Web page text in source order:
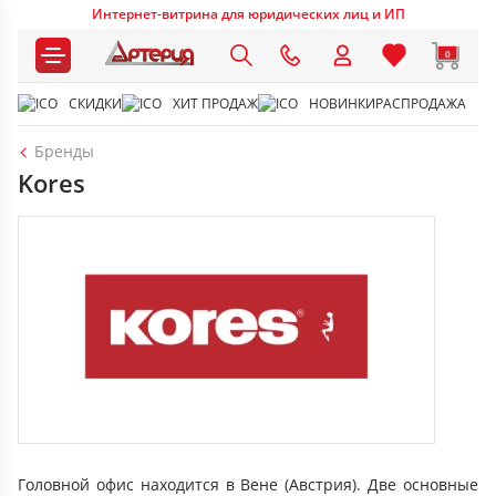
Интернет-витрина для юридических лиц и ИП
0
СКИДКИ ХИТ ПРОДАЖ НОВИНКИРАСПРОДАЖА
Бренды
Kores
Головной офис находится в Вене (Австрия). Две основные